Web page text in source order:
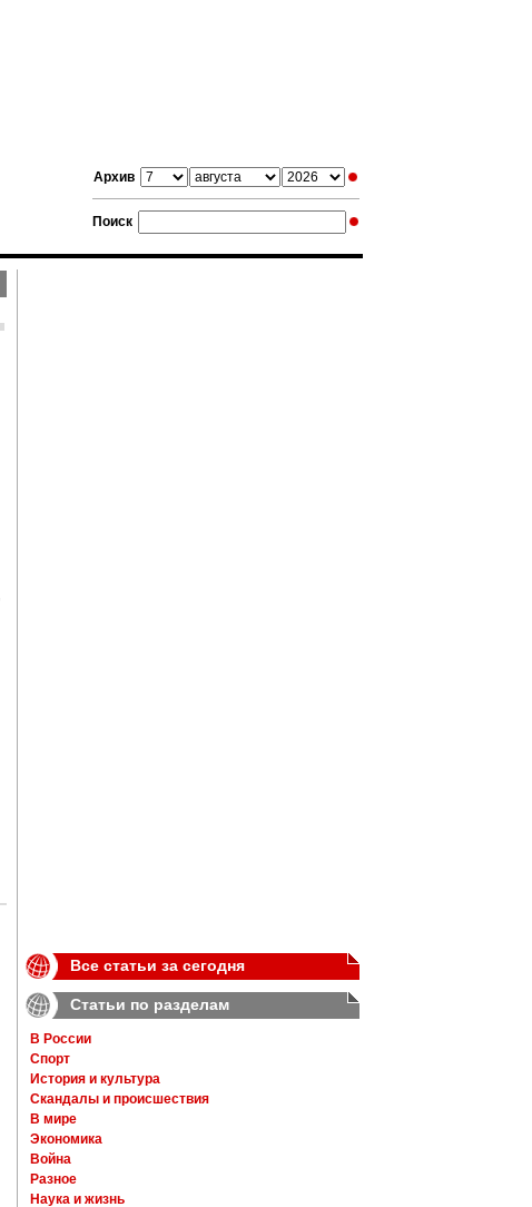
Архив
Поиск
Все статьи за сегодня
Статьи по разделам
В России
Спорт
История и культура
Скандалы и происшествия
В мире
Экономика
Война
Разное
Наука и жизнь